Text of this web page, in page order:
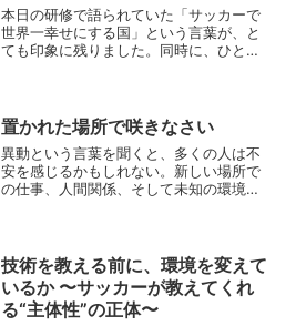
本日の研修で語られていた「サッカーで
世界一幸せにする国」という言葉が、と
ても印象に残りました。同時に、ひとつ
として捉えているのだろう...
置かれた場所で咲きなさい
異動という言葉を聞くと、多くの人は不
安を感じるかもしれない。新しい場所で
の仕事、人間関係、そして未知の環境。
分次第。咲くか枯れるかは...
技術を教える前に、環境を変えて
いるか 〜サッカーが教えてくれ
る“主体性”の正体〜